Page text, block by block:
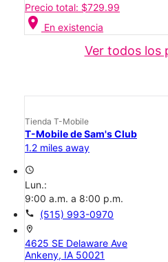
Precio total: $729.99
location_on En existencia
Ver todos los
Tienda T-Mobile
T-Mobile de Sam's Club
1.2 miles away
access_time
Lun.:
9:00 a.m. a 8:00 p.m.
call (515) 993-0970
location_on
4625 SE Delaware Ave
Ankeny, IA 50021